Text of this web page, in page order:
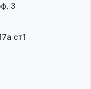
3
ст1